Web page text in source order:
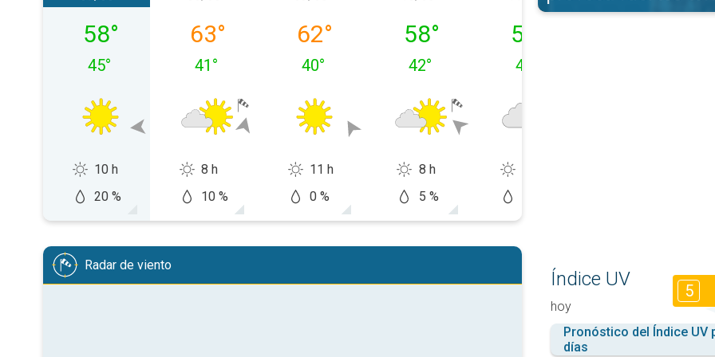
viernes, 07/08
58°
45°
10 h
20 %
sábado, 08/08
63°
41 °
8 h
10 %
domingo, 09/08
62°
40°
11 h
0 %
lunes, 10/08
58°
42°
8 h
5 %
martes, 11/08
56
44
miércoles, 12/
Radar de viento
Índice UV
hoy
5
Pronóstico del Índice UV
días